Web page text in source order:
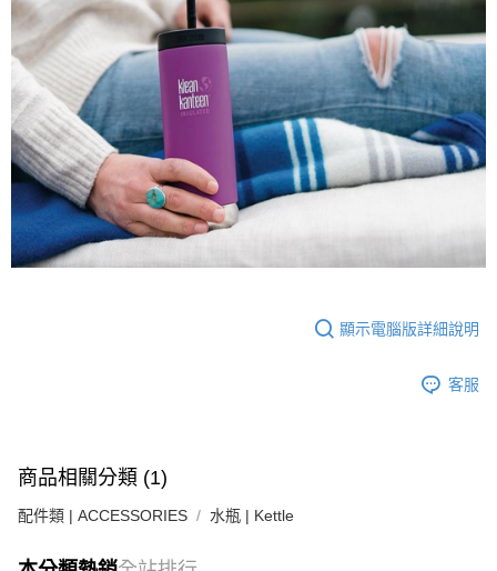
顯示電腦版詳細說明
客服
商品相關分類 (1)
配件類 | ACCESSORIES 水瓶 | Kettle